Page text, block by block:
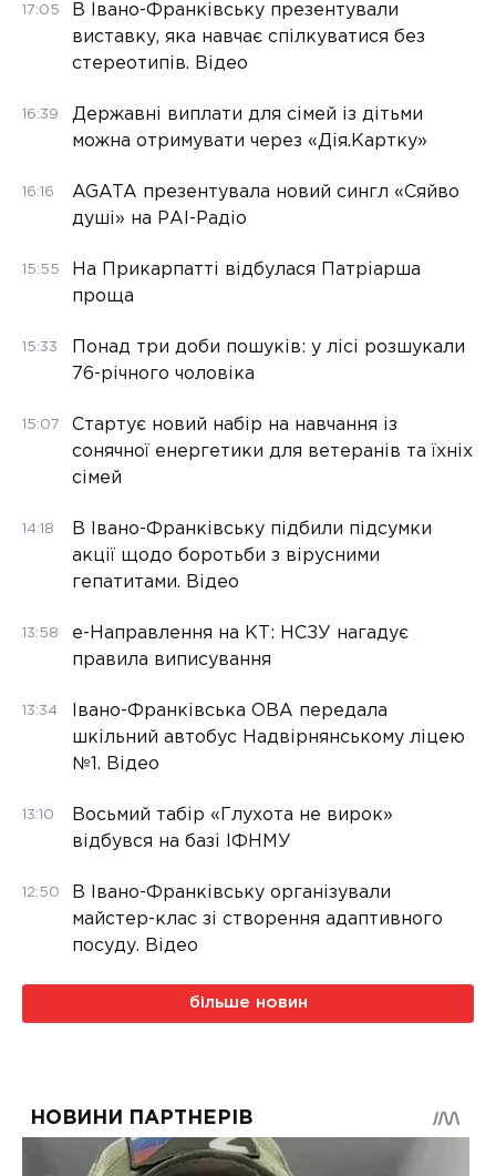
17:05
В Івано-Франківську презентували
виставку, яка навчає спілкуватися без
стереотипів. Відео
16:39
Державні виплати для сімей із дітьми
можна отримувати через «Дія.Картку»
16:16
AGATA презентувала новий сингл «Сяйво
душі» на РАІ-Радіо
15:55
На Прикарпатті відбулася Патріарша
проща
15:33
Понад три доби пошуків: у лісі розшукали
76-річного чоловіка
15:07
Стартує новий набір на навчання із
сонячної енергетики для ветеранів та їхніх
сімей
14:18
В Івано-Франківську підбили підсумки
акції щодо боротьби з вірусними
гепатитами. Відео
13:58
е-Направлення на КТ: НСЗУ нагадує
правила виписування
13:34
Івано-Франківська ОВА передала
шкільний автобус Надвірнянському ліцею
№1. Відео
13:10
Восьмий табір «Глухота не вирок»
відбувся на базі ІФНМУ
12:50
В Івано-Франківську організували
майстер-клас зі створення адаптивного
посуду. Відео
більше новин